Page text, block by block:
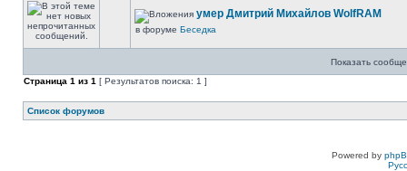
умер Дмитрий Михайлов WolfRAM
в форуме Беседка
Показать
Страница 1 из 1 [ Результатов поиска: 1 ]
Список форумов
Powered by